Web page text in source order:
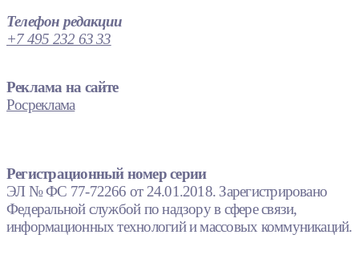
Телефон редакции
+7 495 232 63 33
Реклама на сайте
Росреклама
Регистрационный номер серии
ЭЛ № ФС 77-72266 от 24.01.2018. Зарегистрировано
Федеральной службой по надзору в сфере связи,
информационных технологий и массовых коммуникаций.